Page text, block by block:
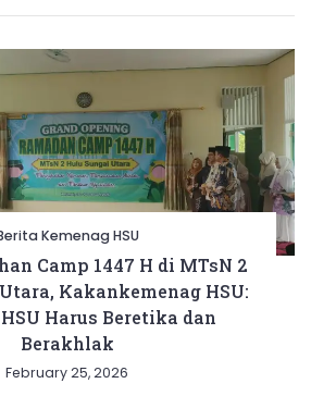
Kemenag HSU
Camp 1447 H di MTsN 2
Kakankemenag HSU:
Harus Beretika dan
Berakhlak
February 25, 2026